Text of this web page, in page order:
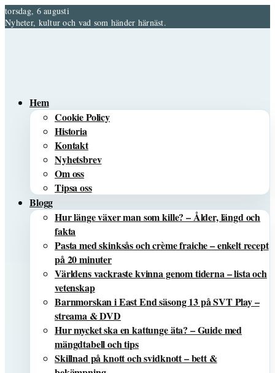
torsdag, 6 augusti
Nyheter, kultur och vad som händer härnäst.
Hem
Cookie Policy
Historia
Kontakt
Nyhetsbrev
Om oss
Tipsa oss
Blogg
Hur länge växer man som kille? – Ålder, längd och
fakta
Pasta med skinksås och crème fraiche – enkelt recept
på 20 minuter
Världens vackraste kvinna genom tiderna – lista och
vetenskap
Barnmorskan i East End säsong 13 på SVT Play –
streama & DVD
Hur mycket ska en kattunge äta? – Guide med
mängdtabell och tips
Skillnad på knott och svidknott – bett &